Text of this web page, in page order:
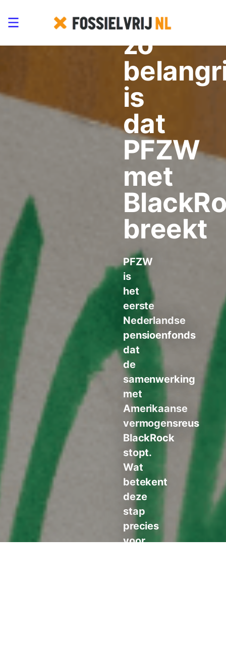
het
zo
is
dat
PFZW
met
breekt
PFZW
is
het
eerste
Nederlandse
pensioenfonds
dat
de
samenwerking
met
Amerikaanse
vermogensreus
BlackRock
stopt.
Wat
betekent
deze
stap
precies
voor